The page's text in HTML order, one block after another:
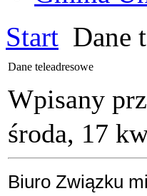
Start Dane
Dane teleadresowe
Wpisany
środa, 17
Biuro Związku